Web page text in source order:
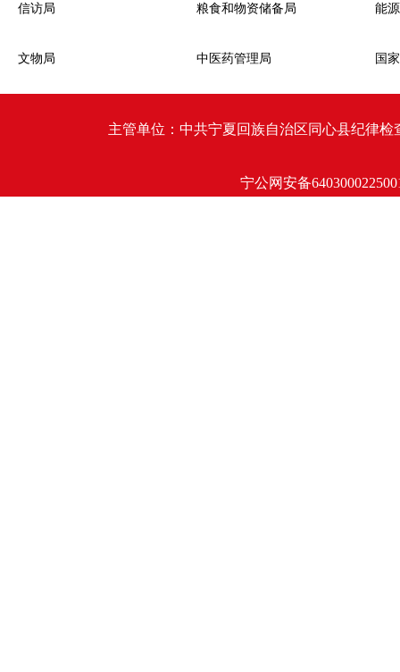
信访局
粮食和物资储备局 能
文物局 中医药管理局 国
主管单位：中共宁夏回族自治区同心县纪律检
宁公网安备